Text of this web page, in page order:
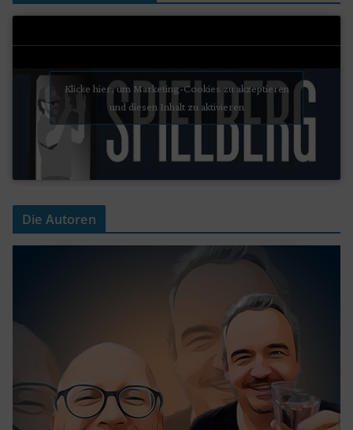
Klicke hier, um Marketing-Cookies zu akzeptieren
und diesen Inhalt zu aktivieren
Die Autoren